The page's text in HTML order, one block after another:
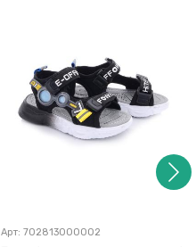
Арт: 702813000002